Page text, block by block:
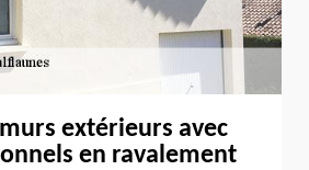
extérieurs avec
en ravalement